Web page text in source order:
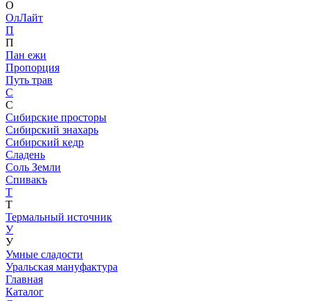
О
ОлЛайт
П
П
Пан ежи
Пропорция
Путь трав
С
С
Сибирские просторы
Сибирский знахарь
Сибирский кедр
Сладень
Соль Земли
Спивакъ
Т
Т
Термальный источник
У
У
Умные сладости
Уральская мануфактура
Главная
Каталог